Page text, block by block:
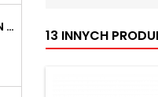
GUARILLA® PROTEIN CHIPS 60 G 13 INNYCH